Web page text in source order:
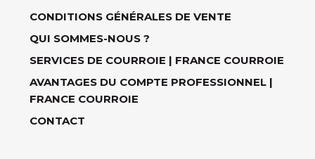
CONDITIONS GÉNÉRALES DE VENTE
QUI SOMMES-NOUS ?
SERVICES DE COURROIE | FRANCE COURROIE
AVANTAGES DU COMPTE PROFESSIONNEL |
FRANCE COURROIE
CONTACT